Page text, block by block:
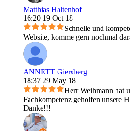
Matthias Haltenhof
16:20 19 Oct 18
Schnelle und
Website, komme gern nochmal
ANNETT Giersberg
18:37 29 May 18
Herr Weihmann hat
Fachkompetenz geholfen unsere
Danke!!!